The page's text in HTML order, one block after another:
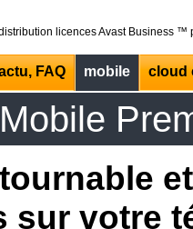
licences Avast Business ™
cloud
mobile
FAQ
sur votre